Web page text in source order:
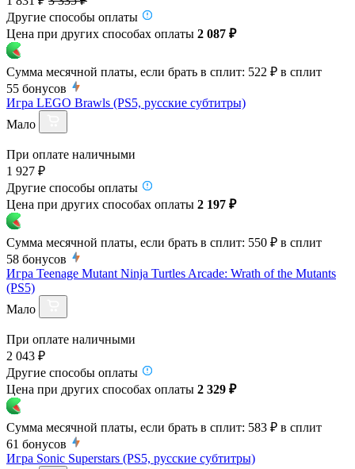
Другие способы оплаты
Цена при других способах оплаты 2 087 ₽
Сумма месячной платы, если брать в сплит: 522 ₽ в сплит
55 бонусов
Игра LEGO Brawls (PS5, русские субтитры)
Мало
При оплате наличными
1 927 ₽
Другие способы оплаты
Цена при других способах оплаты 2 197 ₽
Сумма месячной платы, если брать в сплит: 550 ₽ в сплит
58 бонусов
Игра Teenage Mutant Ninja Turtles Arcade: Wrath of the Mutants
(PS5)
Мало
При оплате наличными
2 043 ₽
Другие способы оплаты
Цена при других способах оплаты 2 329 ₽
Сумма месячной платы, если брать в сплит: 583 ₽ в сплит
61 бонусов
Игра Sonic Superstars (PS5, русские субтитры)